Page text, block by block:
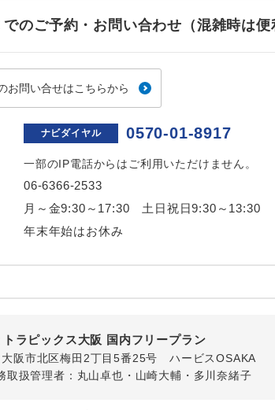
のご予約・お問い合わせ（混雑時は便
お問い合せはこちらから
ナビダイヤル 0570-01-8917
一部のIP電話からはご利用いただけません。
06-6366-2533
月～金9:30～17:30 土日祝日9:30～13:30
年末年始はお休み
トラピックス大阪 国内フリープラン
阪市北区梅田2丁目5番25号 ハービスOSAKA
取扱管理者：丸山卓也・山崎大輔・多川奈緒子
航空会社指定
す。
ホテル指定
おひとり様バス2席利用